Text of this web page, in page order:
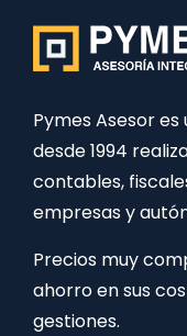
Pymes Asesor
desde 1994
contables,
empresas y
Precios muy
ahorro en sus
gestiones.